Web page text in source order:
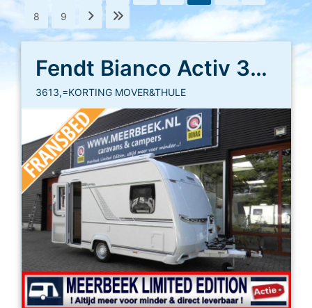
8
9
Fendt Bianco Activ 390 FHS
3613,=KORTING MOVER&THULE